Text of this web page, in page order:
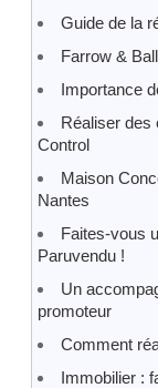
Guide de la
Farrow &
Importance
Réaliser des
Control
Maison
Nantes
Faites-vous
Paruvendu !
Un
promoteur
Comment
Immobilier :